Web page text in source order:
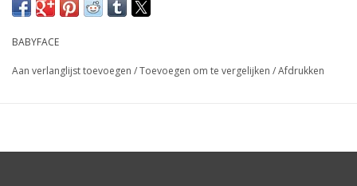
BABYFACE
Aan verlanglijst toevoegen /Toevoegen om te vergelijken /Afdrukken